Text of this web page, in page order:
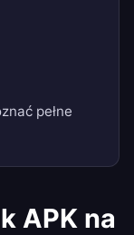
pełne
APK na